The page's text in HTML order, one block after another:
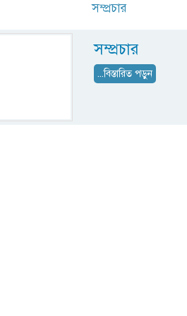
সম্প্রচার
সম্প্রচার
...বিস্তারিত পড়ুন